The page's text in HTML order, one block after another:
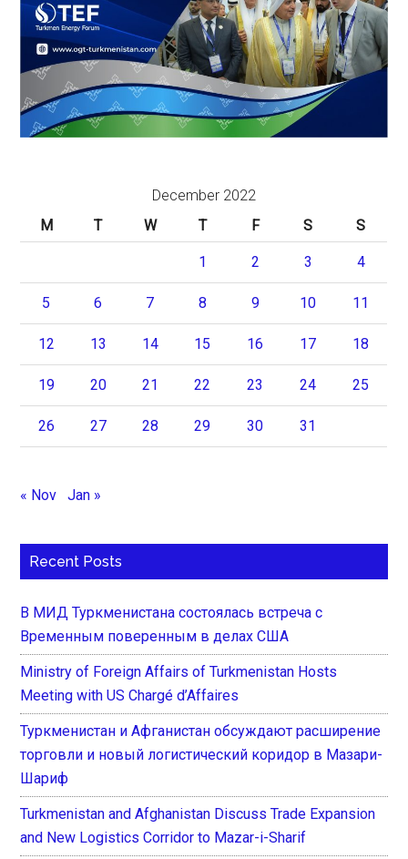
December 2022
M
T W T F S S
1 2 3 4
5 6 7 8 9 10 11
12 13 14 15 16 17 18
19 20 21 22 23 24 25
26 27 28 29 30 31
« Nov Jan »
Recent Posts
В МИД Туркменистана состоялась встреча с
Временным поверенным в делах США
Ministry of Foreign Affairs of Turkmenistan Hosts
Meeting with US Chargé d’Affaires
Туркменистан и Афганистан обсуждают расширение
торговли и новый логистический коридор в Мазари-
Шариф
Turkmenistan and Afghanistan Discuss Trade Expansion
and New Logistics Corridor to Mazar-i-Sharif